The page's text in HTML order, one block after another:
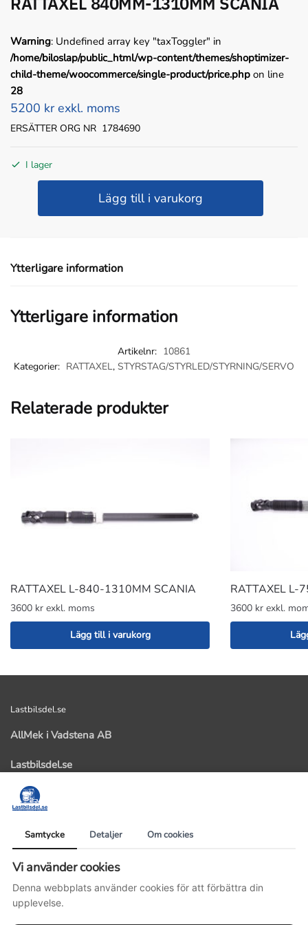
Samtycke Detaljer Om cookies
Vi använder cookies
Denna webbplats använder cookies för att förbättra din
upplevelse.
Warning: Undefined array key "taxToggler" in
/home/biloslap/public_html/wp-content/themes/shoptimizer-
child-theme/woocommerce/single-product/price.php on line
28
5200 kr exkl. moms
ERSÄTTER ORG NR 1784690
I lager
1310MM
Lägg till i varukorg
Ytterligare information
Ytterligare information
Artikelnr: 10861
Kategorier: RATTAXEL, STYRSTAG/STYRLED/STYRNING/SERVO
Relaterade produkter
RATTAXEL L-840-1310MM SCANIA
3600 kr exkl. moms
Lägg till i varukorg
RATTAXEL L-
3600 kr exkl.
Lastbilsdel.se
AllMek i Vadstena AB
Lastbilsdel.se
59291 Vadstena
E-postadress: info@lastbilsdel.se
Villkor